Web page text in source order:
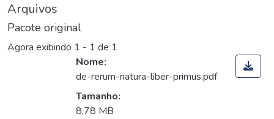
Arquivos
Pacote original
Agora exibindo 1 - 1 de 1
Nome:
de-rerum-natura-liber-primus.pdf
Tamanho:
8,78 MB